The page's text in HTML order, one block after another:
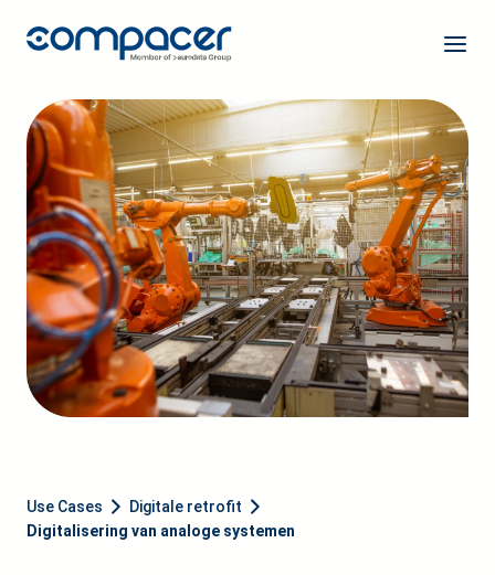
Use Cases
Digitale retrofit
Digitalisering van analoge systemen